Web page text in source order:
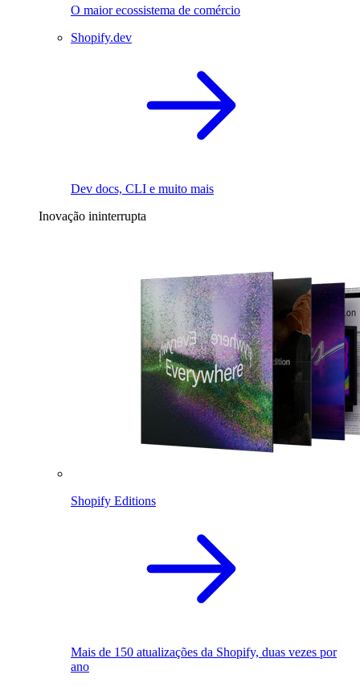
O maior ecossistema de comércio
Shopify.dev
Dev docs, CLI e muito mais
Inovação ininterrupta
Shopify Editions
Mais de 150 atualizações da Shopify, duas vezes por
ano